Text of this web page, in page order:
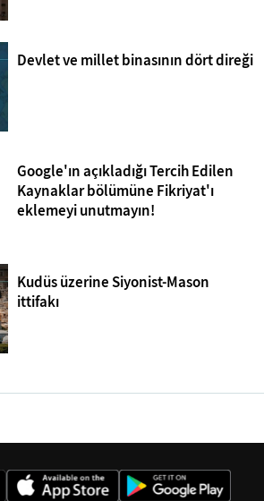
Devlet ve millet binasının dört direği
Google'ın açıkladığı Tercih Edilen
Kaynaklar bölümüne Fikriyat'ı
eklemeyi unutmayın!
Kudüs üzerine Siyonist-Mason
ittifakı